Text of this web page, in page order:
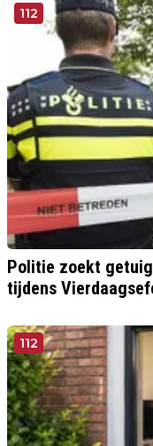
112
Politie zoekt
tijdens
112